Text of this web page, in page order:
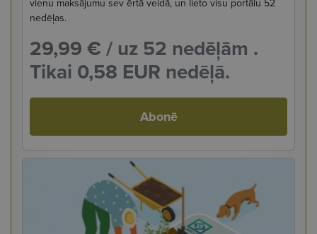
nedēļas.
29,99 €/ uz 52 nedēļām .
Tikai 0,58 EUR nedēļā.
Abonē